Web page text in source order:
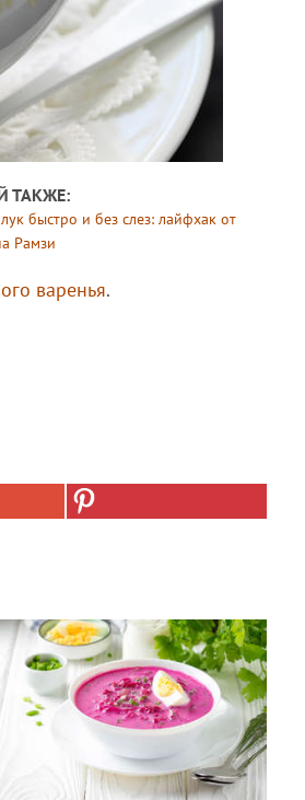
ТАКЖЕ:
быстро и без слез: лайфхак от
Рамзи
варенья.